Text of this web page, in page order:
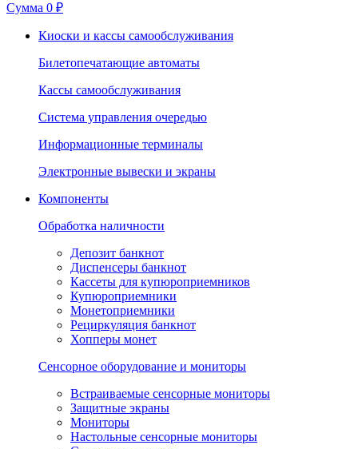
Сумма 0 ₽
Киоски и кассы самообслуживания
Билетопечатающие автоматы
Кассы самообслуживания
Система управления очередью
Информационные терминалы
Электронные вывески и экраны
Компоненты
Обработка наличности
Депозит банкнот
Диспенсеры банкнот
Кассеты для купюроприемников
Купюроприемники
Монетоприемники
Рециркуляция банкнот
Хопперы монет
Сенсорное оборудование и мониторы
Встраиваемые сенсорные мониторы
Защитные экраны
Мониторы
Настольные сенсорные мониторы